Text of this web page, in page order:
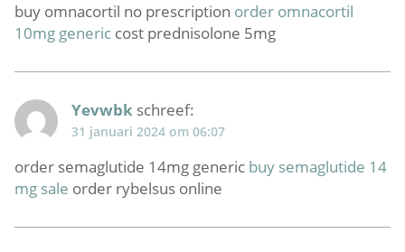
buy omnacortil no prescription order omnacortil
10mg generic cost prednisolone 5mg
Yevwbk schreef:
31 januari 2024 om 06:07
order semaglutide 14mg generic buy semaglutide 14
mg sale order rybelsus online